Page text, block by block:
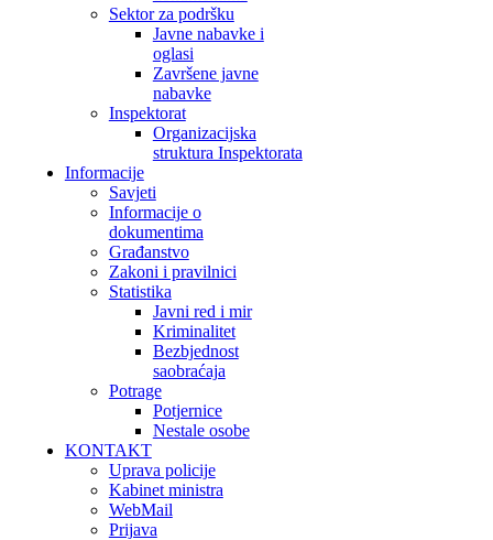
Sektor za podršku
Javne nabavke i
oglasi
Završene javne
nabavke
Inspektorat
Organizacijska
struktura Inspektorata
Informacije
Savjeti
Informacije o
dokumentima
Građanstvo
Zakoni i pravilnici
Statistika
Javni red i mir
Kriminalitet
Bezbjednost
saobraćaja
Potrage
Potjernice
Nestale osobe
KONTAKT
Uprava policije
Kabinet ministra
WebMail
Prijava